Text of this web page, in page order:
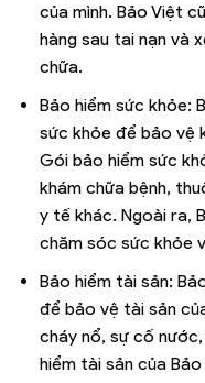
của mình. Bảo Việt
hàng sau tai nạn và
chữa.
Bảo hiểm sức khỏe:
sức khỏe để bảo vệ
Gói bảo hiểm sức
khám chữa bệnh,
y tế khác. Ngoài ra,
chăm sóc sức khỏe
Bảo hiểm tài sản:
để bảo vệ tài sản
cháy nổ, sự cố
hiểm tài sản của